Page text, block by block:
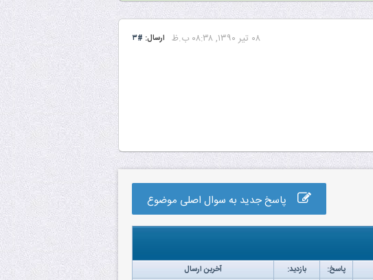
ارسال: #۳
۰۸ تیر ۱۳۹۰, ۰۸:۳۸ ب.ظ
پاسخ جدید به سوال اصلی موضوع
پاسخ: بازدید: آخرین ارسال